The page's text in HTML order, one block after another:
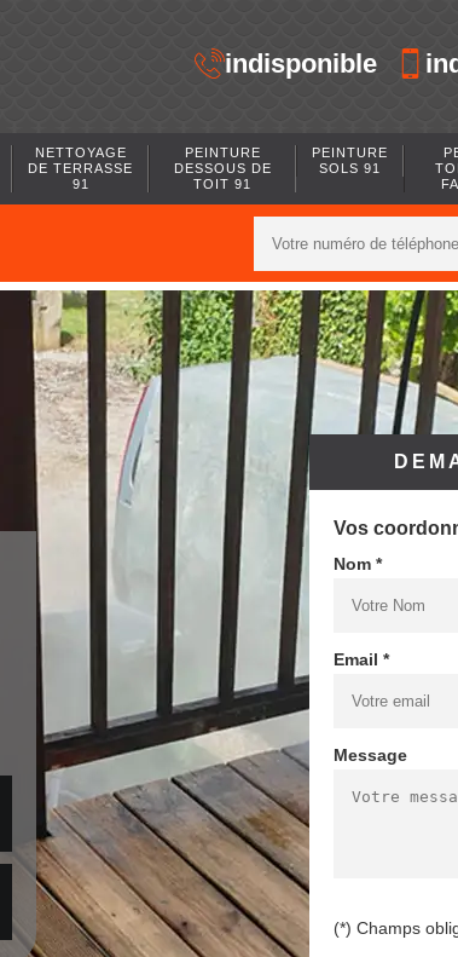
indisponible
NETTOYAGE
DE TERRASSE
91
PEINTURE
DESSOUS DE
TOIT 91
PEINTURE
SOLS 91
Vos
Nom *
Email *
Message
(*) Champs